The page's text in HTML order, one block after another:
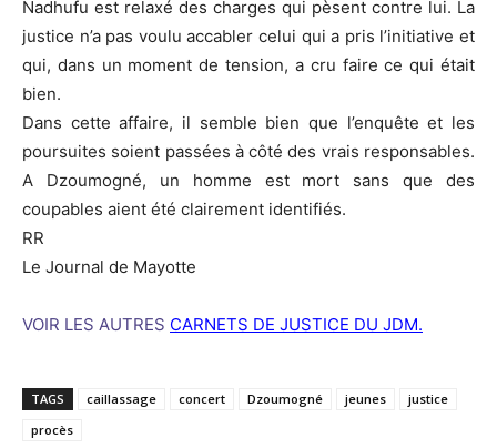
Nadhufu est relaxé des charges qui pèsent contre lui. La
justice n’a pas voulu accabler celui qui a pris l’initiative et
qui, dans un moment de tension, a cru faire ce qui était
bien.
Dans cette affaire, il semble bien que l’enquête et les
poursuites soient passées à côté des vrais responsables.
A Dzoumogné, un homme est mort sans que des
coupables aient été clairement identifiés.
RR
Le Journal de Mayotte
VOIR LES AUTRES CARNETS DE JUSTICE DU JDM.
TAGS caillassage concert Dzoumogné jeunes
justice
procès